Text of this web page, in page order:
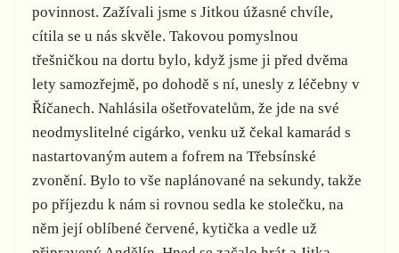
povinnost. Zažívali jsme s Jitkou úžasné chvíle,
cítila se u nás skvěle. Takovou pomyslnou
třešničkou na dortu bylo, když jsme ji před dvěma
lety samozřejmě, po dohodě s ní, unesly z léčebny v
Říčanech. Nahlásila ošetřovatelům, že jde na své
neodmyslitelné cigárko, venku už čekal kamarád s
nastartovaným autem a fofrem na Třebsínské
zvonění. Bylo to vše naplánované na sekundy, takže
po příjezdu k nám si rovnou sedla ke stolečku, na
něm její oblíbené červené, kytička a vedle už